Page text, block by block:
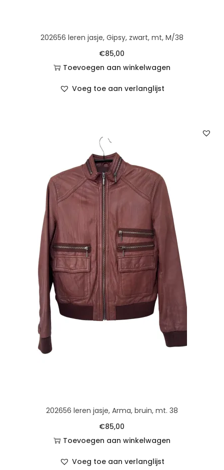
202656 leren jasje, Gipsy, zwart, mt, M/38
€85,00
Toevoegen aan winkelwagen
Voeg toe aan verlanglijst
202656 leren jasje, Arma, bruin, mt. 38
€85,00
Toevoegen aan winkelwagen
Voeg toe aan verlanglijst